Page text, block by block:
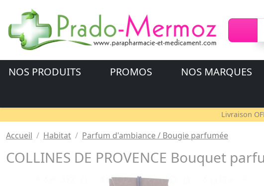
NOS PRODUITS PROMOS NOS MARQUES
Livraison
Accueil Habitat Parfum d'ambiance / Bougie parfumée
COLLINES DE PROVENCE Bouquet